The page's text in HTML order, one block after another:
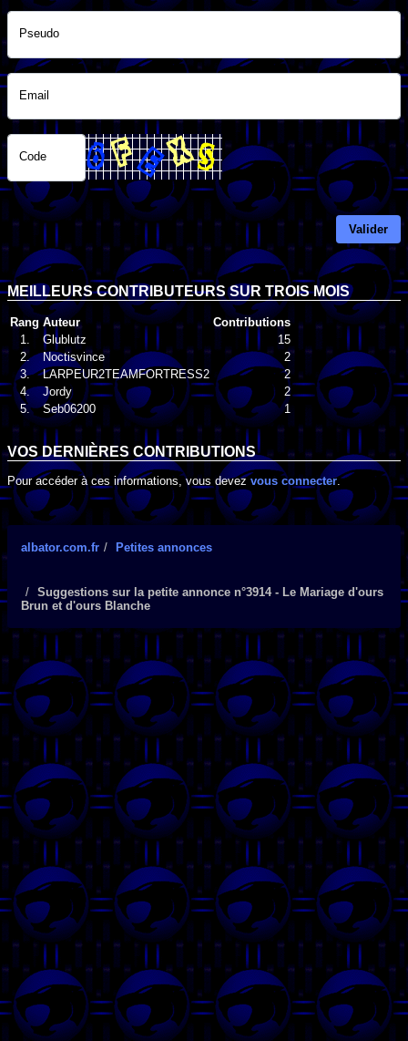
Pseudo
Email
Code
Valider
MEILLEURS CONTRIBUTEURS SUR TROIS MOIS
Rang Auteur
Contributions
1.
Glublutz
15
2.
Noctisvince
2
3.
LARPEUR2TEAMFORTRESS2
2
4.
Jordy
2
5.
Seb06200 1
VOS DERNIÈRES CONTRIBUTIONS
Pour accéder à ces informations, vous devezvous connecter.
albator.com.fr Petites annonces
Suggestions sur la petite annonce n°3914 - Le Mariage d'ours
Brun et d'ours Blanche